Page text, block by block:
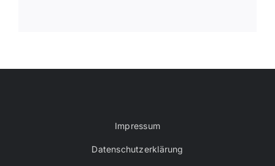
Impressum
Datenschutzerklärung